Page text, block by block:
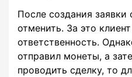
После создания
отменить. За это
ответственность.
отправил монеты, а
проводить сделку, то